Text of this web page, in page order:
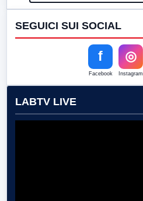
SEGUICI SUI SOCIAL
f
Facebook
◎
Instagram
LABTV LIVE